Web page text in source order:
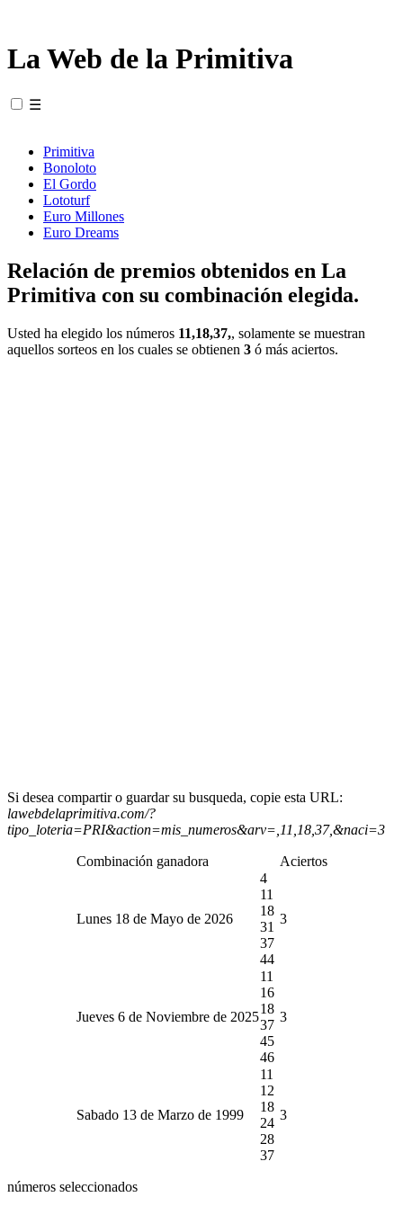
La Web de la Primitiva
☰
Primitiva
Bonoloto
El Gordo
Lototurf
Euro Millones
Euro Dreams
Relación de premios obtenidos en La
Primitiva con su combinación elegida.
Usted ha elegido los números 11,18,37,, solamente se muestran
aquellos sorteos en los cuales se obtienen 3 ó más aciertos.
Si desea compartir o guardar su busqueda, copie esta URL:
lawebdelaprimitiva.com/?
tipo_loteria=PRI&action=mis_numeros&arv=,11,18,37,&naci=3
Combinación ganadora Aciertos
Lunes 18 de Mayo de 2026
4
11
18
31
37
44
3
Jueves 6 de Noviembre de 2025
11
16
18
37
45
46
3
Sabado 13 de Marzo de 1999
11
12
18
24
28
37
3
números seleccionados